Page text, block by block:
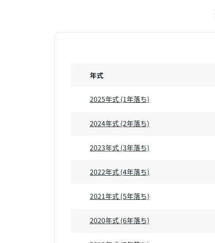
年式
2025年式 (1年落ち)
2024年式 (2年落ち)
2023年式 (3年落ち)
2022年式 (4年落ち)
2021年式 (5年落ち)
2020年式 (6年落ち)